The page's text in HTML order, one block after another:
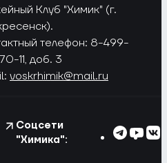
Клуб "Химик" (г.
телефон: 8-499-
11, доб. 3
voskrhimik@mail.ru
Соцсети
"Химика":